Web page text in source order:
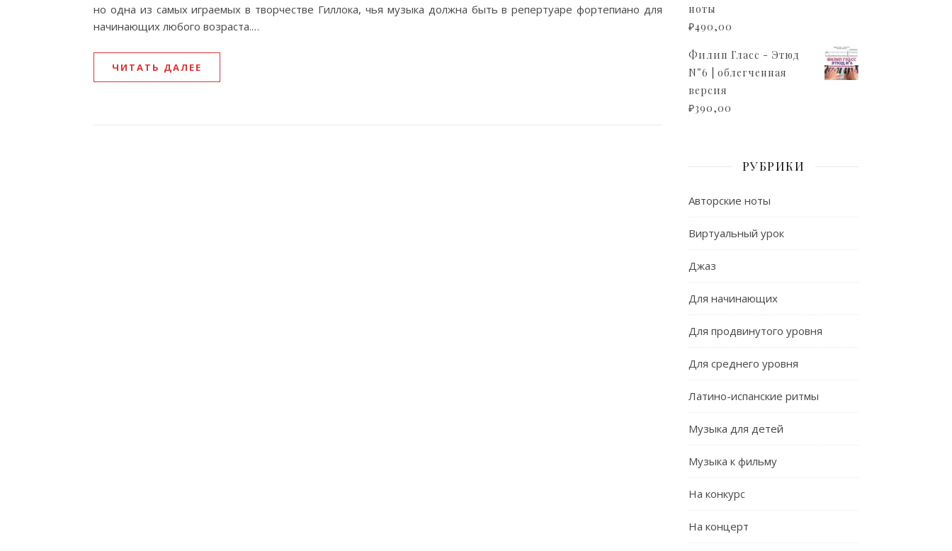
но одна из самых играемых в творчестве Гиллока, чья музыка должна быть в репертуаре фортепиано для
начинающих любого возраста.…
ЧИТАТЬ ДАЛЕЕ
ноты
₽490,00
Филип Гласс - Этюд
N°6 | облегченная
версия
₽390,00
РУБРИКИ
Авторские ноты
Виртуальный урок
Джаз
Для начинающих
Для продвинутого уровня
Для среднего уровня
Латино-испанские ритмы
Музыка для детей
Музыка к фильму
На конкурс
На концерт